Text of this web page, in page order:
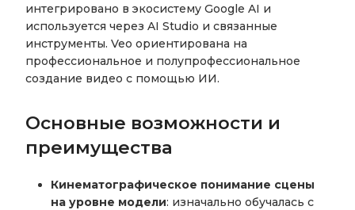
интегрировано в экосистему Google AI и
используется через AI Studio и связанные
инструменты. Veo ориентирована на
профессиональное и полупрофессиональное
создание видео с помощью ИИ.
Основные возможности и
преимущества
Кинематографическое понимание сцены
на уровне модели: изначально обучалась с